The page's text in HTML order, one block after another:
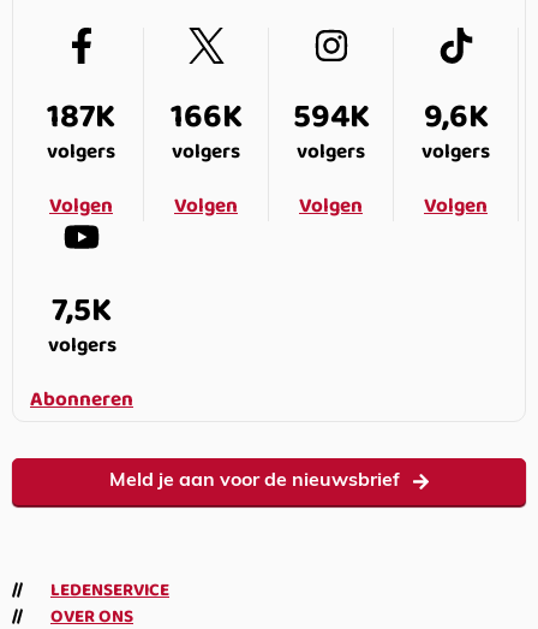
187K
volgers
Volgen
166K
volgers
Volgen
594K
volgers
Volgen
9,6K
volgers
Volgen
7,5K
volgers
Abonneren
Meld je aan voor de nieuwsbrief
LEDENSERVICE
OVER ONS